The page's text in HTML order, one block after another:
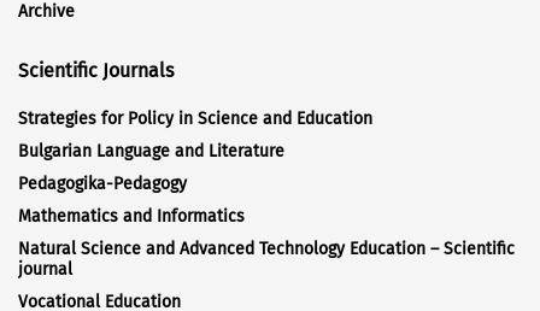
Archive
Scientific Journals
Strategies for Policy in Science and Education
Bulgarian Language and Literature
Pedagogika-Pedagogy
Mathematics and Informatics
Natural Science and Advanced Technology Education – Scientific
journal
Vocational Education